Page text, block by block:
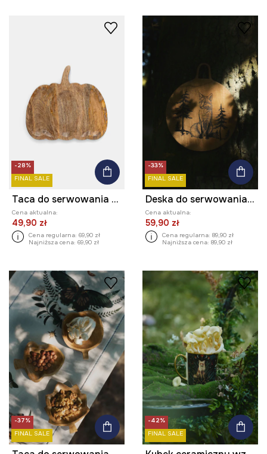
-28%
FINAL SALE
Taca do serwowania drewniana - dynia
Cena aktualna:
49,90 zł
Cena regularna: 69,90 zł
Najniższa cena: 69,90 zł
-33%
FINAL SALE
Deska do serwowania drewniana z grawerem
Cena aktualna:
59,90 zł
Cena regularna: 89,90 zł
Najniższa cena: 89,90 zł
-37%
FINAL SALE
-42%
FINAL SALE